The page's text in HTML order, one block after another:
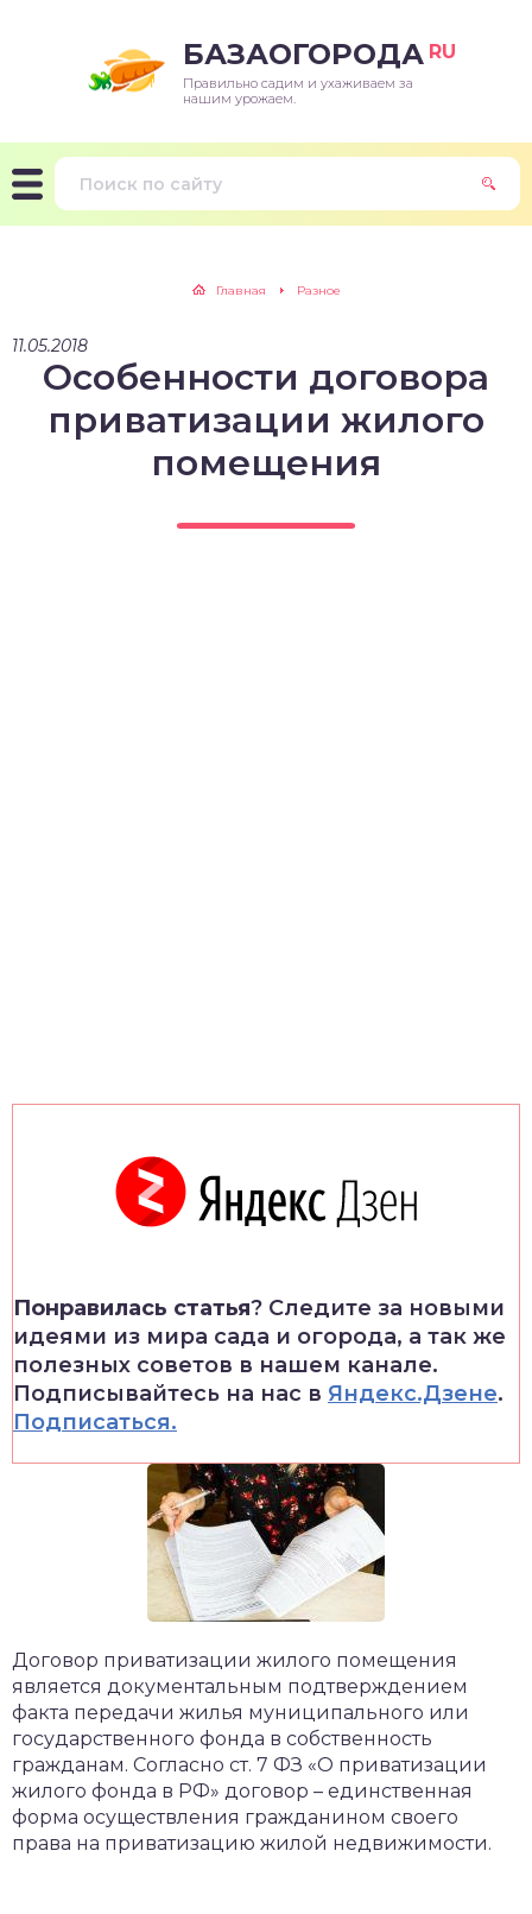
БАЗАОГОРОДА RU
Правильно садим и ухаживаем за
нашим урожаем.
Главная Разное
11.05.2018
Особенности договора
приватизации жилого
помещения
Понравилась статья? Следите за новыми
идеями из мира сада и огорода, а так же
полезных советов в нашем канале.
Подписывайтесь на нас в Яндекс.Дзене.
Подписаться.
Договор приватизации жилого помещения
является документальным подтверждением
факта передачи жилья муниципального или
государственного фонда в собственность
гражданам. Согласно ст. 7 ФЗ «О приватизации
жилого фонда в РФ» договор – единственная
форма осуществления гражданином своего
права на приватизацию жилой недвижимости.